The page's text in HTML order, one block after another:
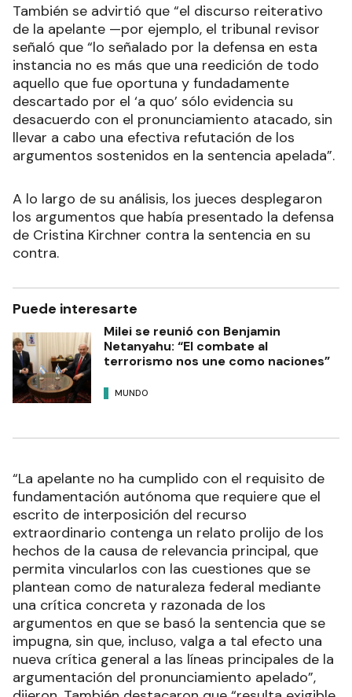
También se advirtió que “el discurso reiterativo
de la apelante —por ejemplo, el tribunal revisor
señaló que “lo señalado por la defensa en esta
instancia no es más que una reedición de todo
aquello que fue oportuna y fundadamente
descartado por el ‘a quo’ sólo evidencia su
desacuerdo con el pronunciamiento atacado, sin
llevar a cabo una efectiva refutación de los
argumentos sostenidos en la sentencia apelada”.
A lo largo de su análisis, los jueces desplegaron
los argumentos que había presentado la defensa
de Cristina Kirchner contra la sentencia en su
contra.
Puede interesarte
Milei se reunió con Benjamin
Netanyahu: “El combate al
terrorismo nos une como naciones”
MUNDO
“La apelante no ha cumplido con el requisito de
fundamentación autónoma que requiere que el
escrito de interposición del recurso
extraordinario contenga un relato prolijo de los
hechos de la causa de relevancia principal, que
permita vincularlos con las cuestiones que se
plantean como de naturaleza federal mediante
una crítica concreta y razonada de los
argumentos en que se basó la sentencia que se
impugna, sin que, incluso, valga a tal efecto una
nueva crítica general a las líneas principales de la
argumentación del pronunciamiento apelado”,